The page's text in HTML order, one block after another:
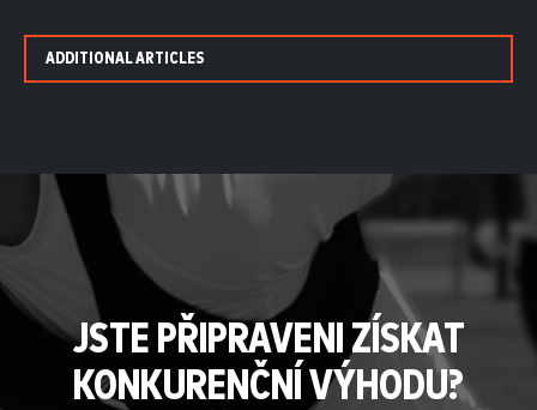
ADDITIONAL ARTICLES
JSTE PŘIPRAVENI ZÍSKAT
KONKURENČNÍ VÝHODU?